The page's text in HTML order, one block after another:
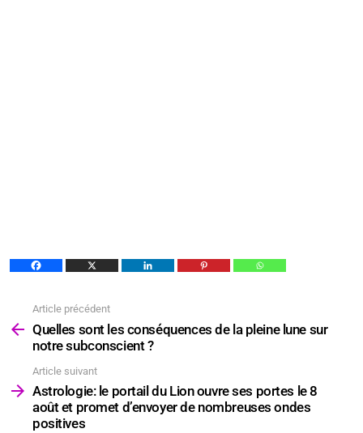
plus
Article précédent
Quelles sont les conséquences de la pleine lune sur
notre subconscient ?
Article suivant
Astrologie: le portail du Lion ouvre ses portes le 8
août et promet d’envoyer de nombreuses ondes
positives